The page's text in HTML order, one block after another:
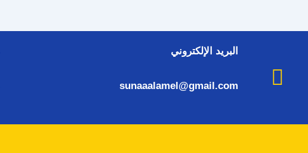
البريد الإلكتروني
sunaaalamel@gmail.com